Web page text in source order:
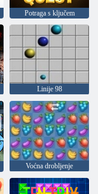
Potraga s ključem
Linije 98
Voćna drobljenje